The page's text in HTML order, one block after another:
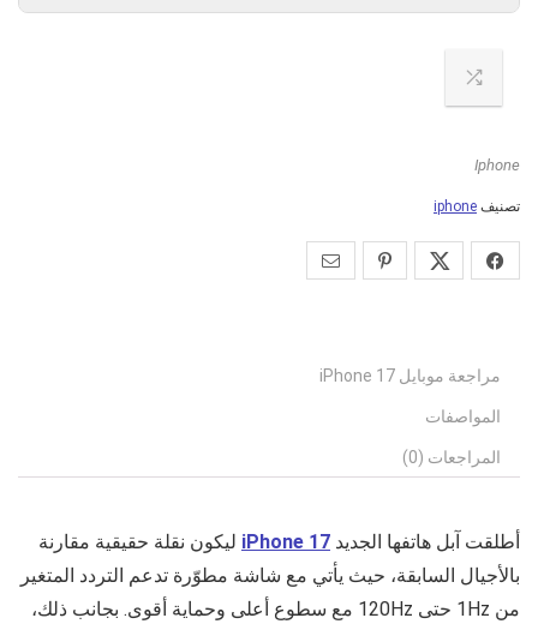
Iphone
تصنيف iphone
مراجعة موبايل iPhone 17
المواصفات
المراجعات (0)
أطلقت آبل هاتفها الجديد iPhone 17 ليكون نقلة حقيقية مقارنة
بالأجيال السابقة، حيث يأتي مع شاشة مطوّرة تدعم التردد المتغير
من 1Hz حتى 120Hz مع سطوع أعلى وحماية أقوى. بجانب ذلك،